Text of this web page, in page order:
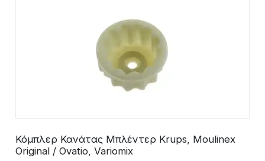
Κόμπλερ Κανάτας Μπλέντερ Krups, Moulinex
Original / Ovatio, Variomix